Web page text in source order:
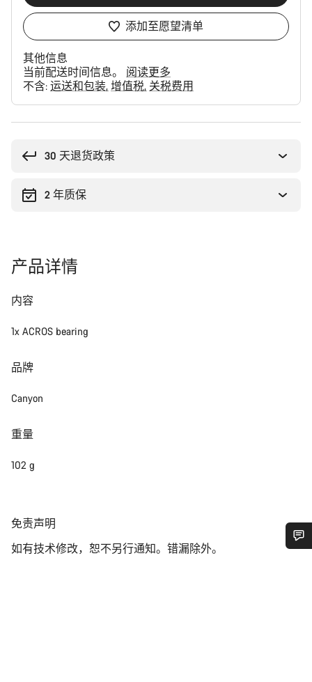
添加至愿望清单
其他信息
当前配送时间信息。 阅读更多
不含: 运送和包装 增值税 关税费用
30 天退货政策
2 年质保
产品详情
内容
1x ACROS bearing
品牌
Canyon
重量
102 g
免
声
免责声明
如有技术修改，恕不另行通知。错漏除外。